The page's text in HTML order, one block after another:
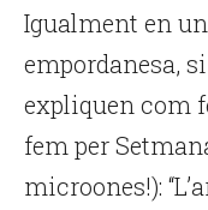
Igualment en
empordanesa,
expliquen com
fem per
microones!):